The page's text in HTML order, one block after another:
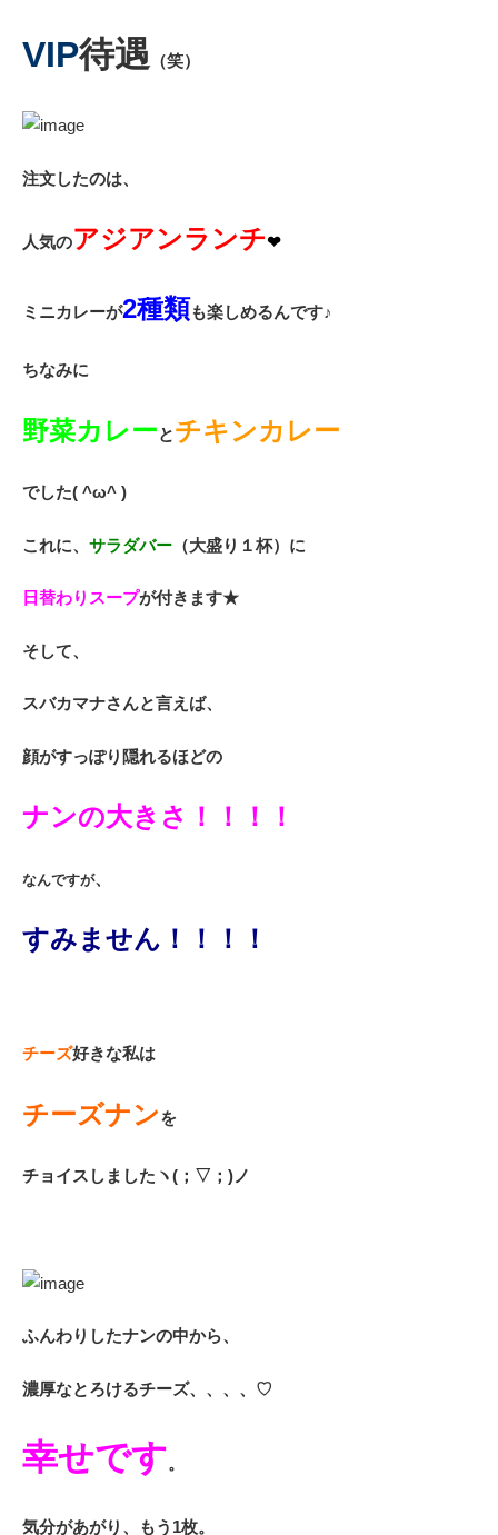
VIP待遇 （笑）
注文したのは、
人気のアジアンランチ❤︎
ミニカレーが2種類も楽しめるんです♪
ちなみに
野菜カレーとチキンカレー
でした( ^ω^ )
これに、 サラダバー （大盛り１杯）に
日替わりスープが付きます★
そして、
スバカマナさんと言えば、
顔がすっぽり隠れるほどの
ナンの大きさ！！！！
なんですが、
すみません！！！！
チーズ好きな私は
チーズナンを
チョイスしましたヽ(；▽；)ノ
ふんわりしたナンの中から、
濃厚なとろけるチーズ、、、、♡
幸せです。
気分があがり、もう1枚。